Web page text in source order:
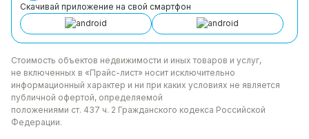
Скачивай приложение на свой смартфон
Стоимость объектов недвижимости и иных товаров и услуг,
не включенных в «Прайс-лист» носит исключительно
информационный характер и ни при каких условиях не является
публичной офертой, определяемой
положениями ст. 437 ч. 2 Гражданского кодекса Российской
Федерации.